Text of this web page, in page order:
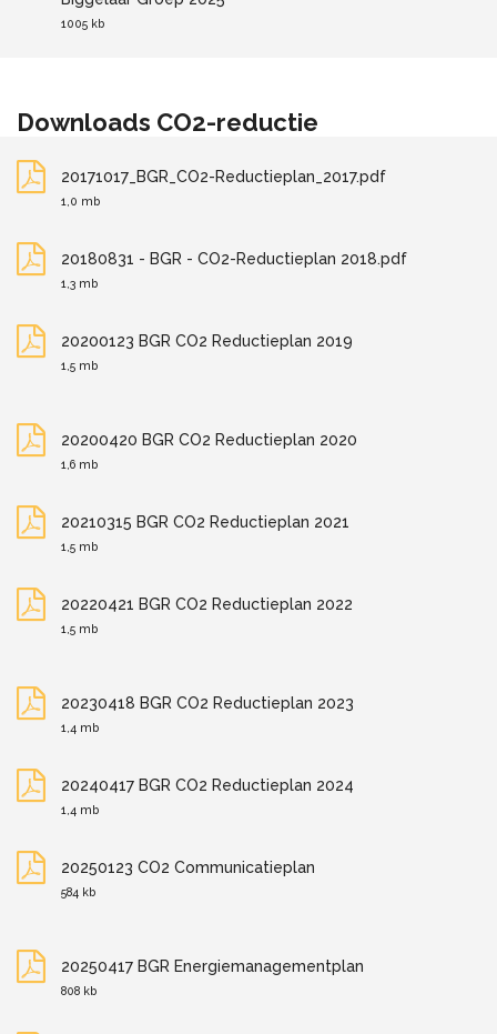
1005 kb
Downloads CO2-reductie
20171017_BGR_CO2-Reductieplan_2017.pdf
1,0 mb
20180831 - BGR - CO2-Reductieplan 2018.pdf
1,3 mb
20200123 BGR CO2 Reductieplan 2019
1,5 mb
20200420 BGR CO2 Reductieplan 2020
1,6 mb
20210315 BGR CO2 Reductieplan 2021
1,5 mb
20220421 BGR CO2 Reductieplan 2022
1,5 mb
20230418 BGR CO2 Reductieplan 2023
1,4 mb
20240417 BGR CO2 Reductieplan 2024
1,4 mb
20250123 CO2 Communicatieplan
584 kb
20250417 BGR Energiemanagementplan
808 kb